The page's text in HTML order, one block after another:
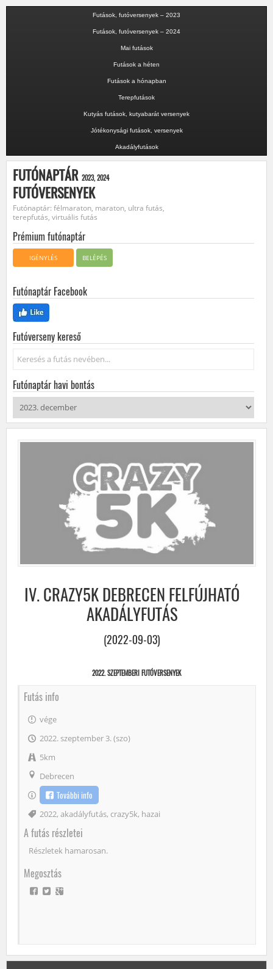
Futások, futóversenyek – 2023
Futások, futóversenyek – 2024
Mai futások
Futások a héten
Futások a hónapban
Terepfutások
Kutyás futások, kutyabarát versenyek
Jótékonysági futások, versenyek
Akadályfutások
FUTÓNAPTÁR 2023, 2024
FUTÓVERSENYEK
Futónaptár: félmaraton, maraton, ultra futás,
terepfutás, virtuális futás
Prémium futónaptár
IGÉNYLÉS BELÉPÉS
Futónaptár Facebook
Futóverseny kereső
Keresés...
Futónaptár havi bontás
IV. CRAZY5K DEBRECEN FELFÚJHATÓ
AKADÁLYFUTÁS
(2022-09-03)
2022. SZEPTEMBERI FUTÓVERSENYEK
Futás info
vége
2022. szeptember 3. (szo)
5km
Debrecen
További info
Címke
2022, akadályfutás, crazy5k, hazai
A futás részletei
Részletek hamarosan.
Megosztás